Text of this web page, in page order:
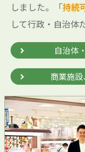
しました。「持続
して行政・自治体
自治体
商業施